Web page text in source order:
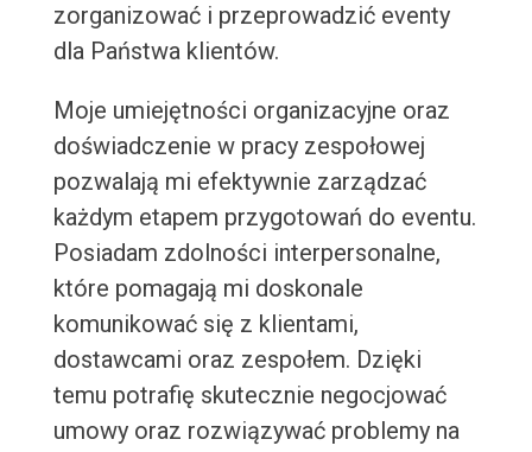
zorganizować i przeprowadzić eventy
dla Państwa klientów.
Moje umiejętności organizacyjne oraz
doświadczenie w pracy zespołowej
pozwalają mi efektywnie zarządzać
każdym etapem przygotowań do eventu.
Posiadam zdolności interpersonalne,
które pomagają mi doskonale
komunikować się z klientami,
dostawcami oraz zespołem. Dzięki
temu potrafię skutecznie negocjować
umowy oraz rozwiązywać problemy na